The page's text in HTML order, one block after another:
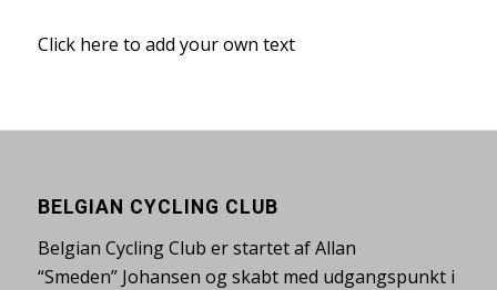
Click here to add your own text
BELGIAN CYCLING CLUB
Belgian Cycling Club er startet af Allan
“Smeden” Johansen og skabt med udgangspunkt i